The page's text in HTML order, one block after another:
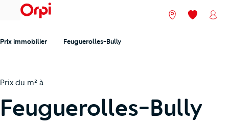
menu Nos agences
Mes
Prix immobilier Feuguerolles-Bully
Prix du m² à
Feuguerolles-Bully